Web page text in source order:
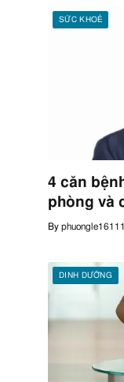
SỨC KHOẺ
4 căn
phòng và
By
DINH DƯỠNG